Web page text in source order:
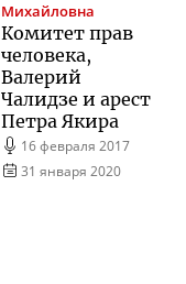
Михайловна
Комитет прав
человека,
Валерий
Чалидзе и арест
Петра Якира
16 февраля 2017
31 января 2020